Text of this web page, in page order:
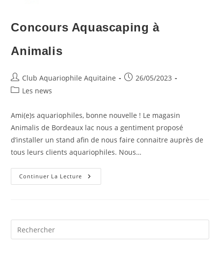
Concours Aquascaping à
Animalis
Auteur/autrice
de
Club Aquariophile Aquitaine
Publication
26/05/2023
PostLes news
Ami(e)s aquariophiles, bonne nouvelle ! Le magasin
Animalis de Bordeaux lac nous a gentiment proposé
d’installer un stand afin de nous faire connaitre auprès de
tous leurs clients aquariophiles. Nous…
Continuer La Lecture Concours
Aquascaping